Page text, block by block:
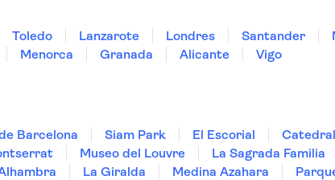
Toledo Lanzarote Londres Santander
Menorca Granada Alicante
Vigo
Barcelona Siam Park El Escorial
Museo del Louvre La Sagrada Familia
La Giralda Medina Azahara